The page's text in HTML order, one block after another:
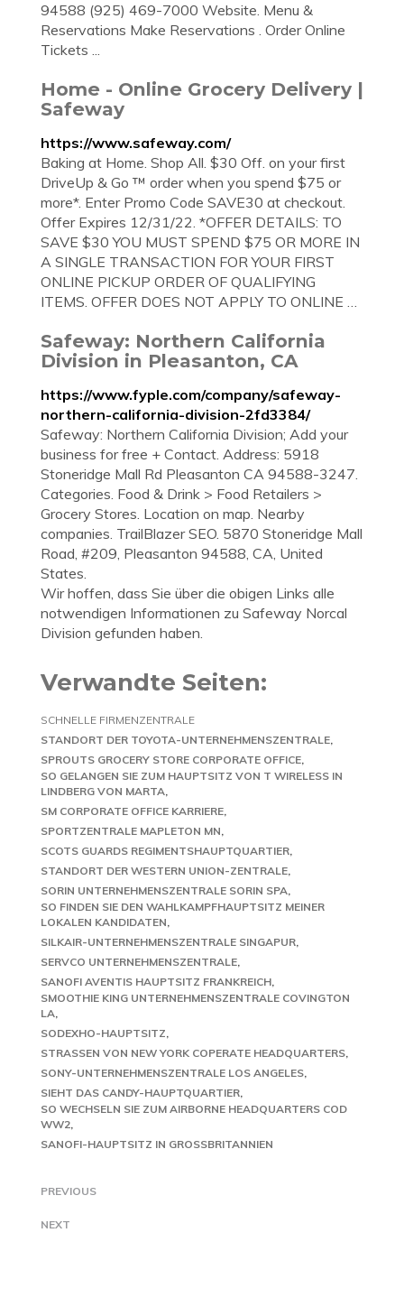
94588 (925) 469-7000 Website. Menu &
Reservations Make Reservations . Order Online
Tickets ...
Home - Online Grocery Delivery |
Safeway
https://www.safeway.com/
Baking at Home. Shop All. $30 Off. on your first
DriveUp & Go ™ order when you spend $75 or
more*. Enter Promo Code SAVE30 at checkout.
Offer Expires 12/31/22. *OFFER DETAILS: TO
SAVE $30 YOU MUST SPEND $75 OR MORE IN
A SINGLE TRANSACTION FOR YOUR FIRST
ONLINE PICKUP ORDER OF QUALIFYING
ITEMS. OFFER DOES NOT APPLY TO ONLINE …
Safeway: Northern California
Division in Pleasanton, CA
https://www.fyple.com/company/safeway-
northern-california-division-2fd3384/
Safeway: Northern California Division; Add your
business for free + Contact. Address: 5918
Stoneridge Mall Rd Pleasanton CA 94588-3247.
Categories. Food & Drink > Food Retailers >
Grocery Stores. Location on map. Nearby
companies. TrailBlazer SEO. 5870 Stoneridge Mall
Road, #209, Pleasanton 94588, CA, United
States.
Wir hoffen, dass Sie über die obigen Links alle
notwendigen Informationen zu Safeway Norcal
Division gefunden haben.
Verwandte Seiten:
SCHNELLE FIRMENZENTRALE
STANDORT DER TOYOTA-UNTERNEHMENSZENTRALE
SPROUTS GROCERY STORE CORPORATE OFFICE
SO GELANGEN SIE ZUM HAUPTSITZ VON T WIRELESS IN
LINDBERG VON MARTA
SM CORPORATE OFFICE KARRIERE
SPORTZENTRALE MAPLETON MN
SCOTS GUARDS REGIMENTSHAUPTQUARTIER
STANDORT DER WESTERN UNION-ZENTRALE
SORIN UNTERNEHMENSZENTRALE SORIN SPA
SO FINDEN SIE DEN WAHLKAMPFHAUPTSITZ MEINER
LOKALEN KANDIDATEN
SILKAIR-UNTERNEHMENSZENTRALE SINGAPUR
SERVCO UNTERNEHMENSZENTRALE
SANOFI AVENTIS HAUPTSITZ FRANKREICH
SMOOTHIE KING UNTERNEHMENSZENTRALE COVINGTON
LA
SODEXHO-HAUPTSITZ
STRASSEN VON NEW YORK COPERATE HEADQUARTERS
SONY-UNTERNEHMENSZENTRALE LOS ANGELES
SIEHT DAS CANDY-HAUPTQUARTIER
SO WECHSELN SIE ZUM AIRBORNE HEADQUARTERS COD
WW2
SANOFI-HAUPTSITZ IN GROSSBRITANNIEN
PREVIOUS
NEXT